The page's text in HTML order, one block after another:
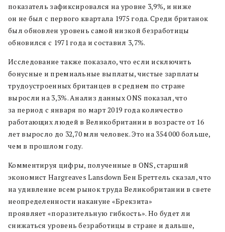
показатель зафиксировался на уровне 3,9%, и ниже
он не был с первого квартала 1975 года. Среди британок
был обновлен уровень самой низкой безработицы
обновился с 1971 года и составил 3,7%.
Исследование также показало, что если исключить
бонусные и премиальные выплаты, чистые зарплаты
трудоустроенных британцев в среднем по стране
выросли на 3,3%. Анализ данных ONS показал, что
за период с января по март 2019 года количество
работающих людей в Великобритании в возрасте от 16
лет выросло до 32,70 млн человек. Это на 354 000 больше,
чем в прошлом году.
Комментируя цифры, полученные в ONS, старший
экономист Hargreaves Lansdown Бен Бреттель сказал, что
на удивление всем рынок труда Великобритании в свете
неопределенности накануне «Брекзита»
проявляет «поразительную гибкость». Но будет ли
снижаться уровень безработицы в стране и дальше,